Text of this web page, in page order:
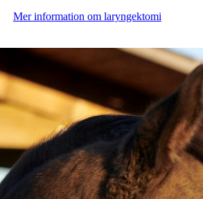
Mer information om laryngektomi